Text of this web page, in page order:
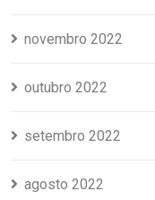
novembro 2022
outubro 2022
setembro 2022
agosto 2022